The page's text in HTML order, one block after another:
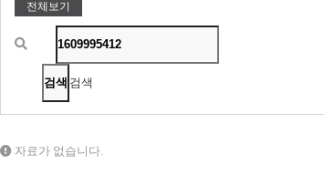
전체보기
검색
자료가 없습니다.